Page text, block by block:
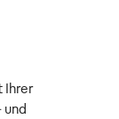
Ihrer
und